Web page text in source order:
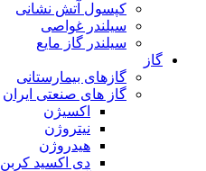
کپسول آتش نشانی
سیلندر غواصی
سیلندر گاز مایع
گاز
گازهای بیمارستانی
گاز های صنعتی ایران
اکسیژن
نیتروژن
هیدروژن
دی اکسید کربن